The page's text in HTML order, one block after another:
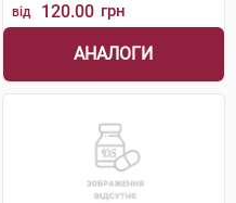
від 120.00 грн
АНАЛОГИ